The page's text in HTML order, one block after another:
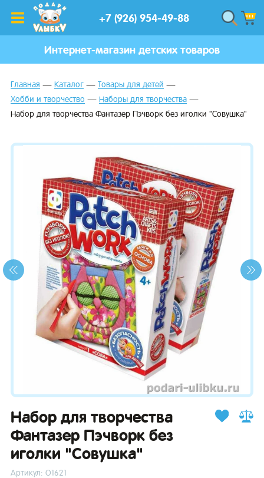
+7 (926) 954-49-88
Интернет-магазин детских товаров
Главная Каталог
Товары для детей
Хобби и творчество
Наборы для творчества
Набор для творчества Фантазер Пэчворк без иголки "Совушка"
Набор для творчества
Фантазер Пэчворк без
иголки "Совушка"
Артикул: О1621